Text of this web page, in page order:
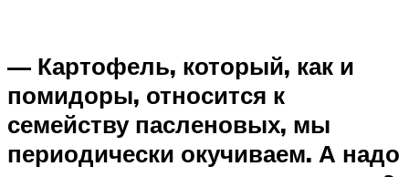
— Картофель, который, как и
помидоры, относится к
семейству пасленовых, мы
периодически окучиваем. А надо